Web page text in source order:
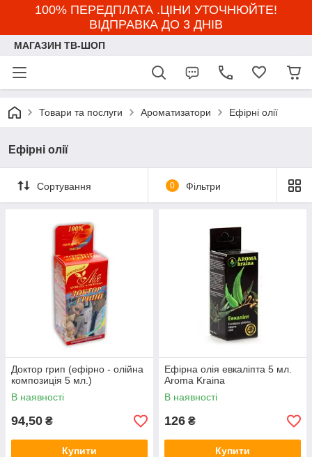
100% ПЕРЕДПЛАТА .ЦІНИ УТОЧНЮЙТЕ!
ВІДПРАВКА ДО 3 ДНІВ
МАГАЗИН ТВ-ШОП
Товари та послуги Ароматизатори Ефірні олії
Ефірні олії
Сортування 0 Фільтри
Доктор грип (ефірно - олійна
композиція 5 мл.)
В наявності
94,50 ₴
Купити
Ефірна олія евкаліпта 5 мл.
Aroma Kraina
В наявності
126 ₴
Купити